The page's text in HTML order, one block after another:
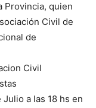
Provincia, quien
Civil de
de
Civil
a las 18 hs en